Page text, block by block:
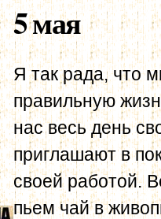
5 мая
Я так рада, что
правильную
нас весь день
приглашают в
своей работой.
пьем чай в